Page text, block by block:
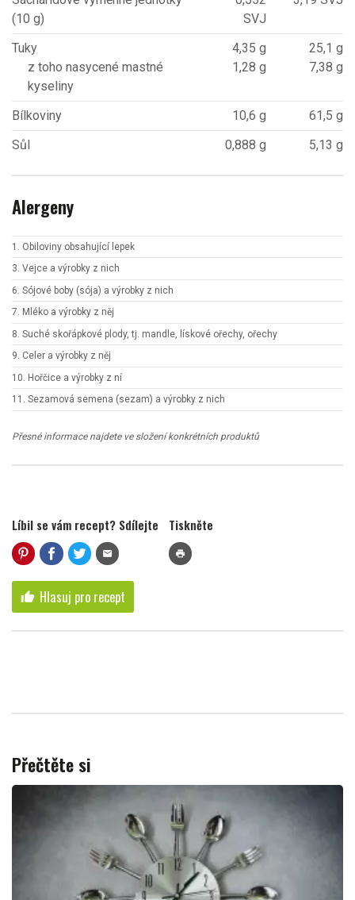
(10 g)
SVJ
Tuky
z toho nasycené mastné
kyseliny
4,35 g
1,28 g
25,1 g
7,38 g
Bílkoviny 10,6 g
61,5 g
Sůl
0,888 g 5,13 g
Alergeny
1. Obiloviny obsahující lepek
3. Vejce a výrobky z nich
6. Sójové boby (sója) a výrobky z nich
7. Mléko a výrobky z něj
8. Suché skořápkové plody, tj. mandle, lískové ořechy, ořechy
9. Celer a výrobky z něj
10. Hořčice a výrobky z ní
11. Sezamová semena (sezam) a výrobky z nich
Přesné informace najdete ve složení konkrétních produktů
Líbil se vám recept? Sdílejte
mail
Tiskněte
print
thumb_up Hlasuj pro recept
Přečtěte si